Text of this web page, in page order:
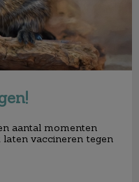
aantal momenten
laten vaccineren tegen